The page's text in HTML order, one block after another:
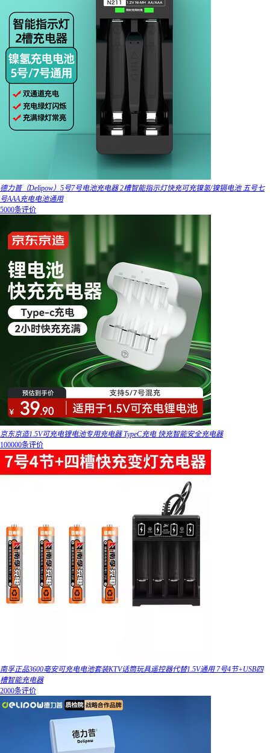
德力普（Delipow）5号7号电池充电器 2槽智能指示灯快充可充镍氢/镍镉电池 五号七
号AAA充电电池通用
5000条评价
京东京造1.5V可充电锂电池专用充电器 TypeC充电 快充智能安全充电器
100000条评价
南孚正品3600亳安可充电电池套装KTV话筒玩具遥控器代替1.5V通用 7号4节+USB四
槽智能充电器
2000条评价